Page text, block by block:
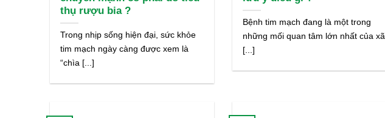
thụ rượu bia ?
Trong nhịp sống hiện đại, sức khỏe
tim mạch ngày càng được xem là
“chìa [...]
Bệnh tim mạch đang là một trong
những mối quan tâm lớn nhất của xã
[...]